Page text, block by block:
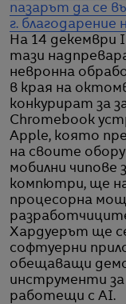
пазарът да се
г. благодарение
На 14 декември
тази
невронна
в края на
конкурират за
Chromebook
Apple, която
на своите
мобилни чипове
компютри, ще
процесорна
Хардуерът ще
софтуерни
обещаващи
инструменти за
работещи с AI.